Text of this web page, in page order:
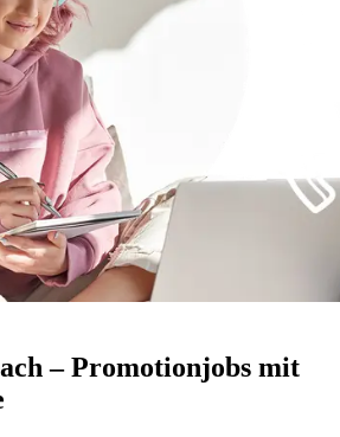
– Promotionjobs mit